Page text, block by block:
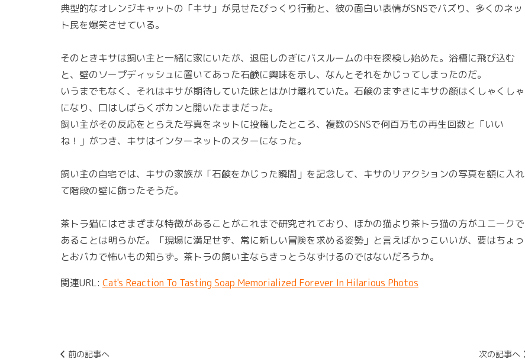
典型的なオレンジキャットの「キサ」が見せたびっくり行動と、彼の面白い表情がSNSでバズり、多くのネッ
ト民を爆笑させている。
そのときキサは飼い主と一緒に家にいたが、退屈しのぎにバスルームの中を探検し始めた。浴槽に飛び込む
と、壁のソープディッシュに置いてあった石鹸に興味を示し、なんとそれをかじってしまったのだ。
いうまでもなく、それはキサが期待していた味とはかけ離れていた。石鹸のまずさにキサの顔はくしゃくしゃ
になり、口はしばらくポカンと開いたままだった。
飼い主がその反応をとらえた写真をネットに投稿したところ、複数のSNSで何百万もの再生回数と「いい
ね！」がつき、キサはインターネットのスターになった。
飼い主の自宅では、キサの家族が「石鹸をかじった瞬間」を記念して、キサのリアクションの写真を額に入れ
て階段の壁に飾ったそうだ。
茶トラ猫にはさまざまな特徴があることがこれまで研究されており、ほかの猫より茶トラ猫の方がユニークで
あることは明らかだ。「現場に満足せず、常に新しい冒険を求める姿勢」と言えばかっこいいが、要はちょっ
とおバカで怖いもの知らず。茶トラの飼い主ならきっとうなずけるのではないだろうか。
関連URL: Cat's Reaction To Tasting Soap Memorialized Forever In Hilarious Photos
前の記事へ 次の記事へ